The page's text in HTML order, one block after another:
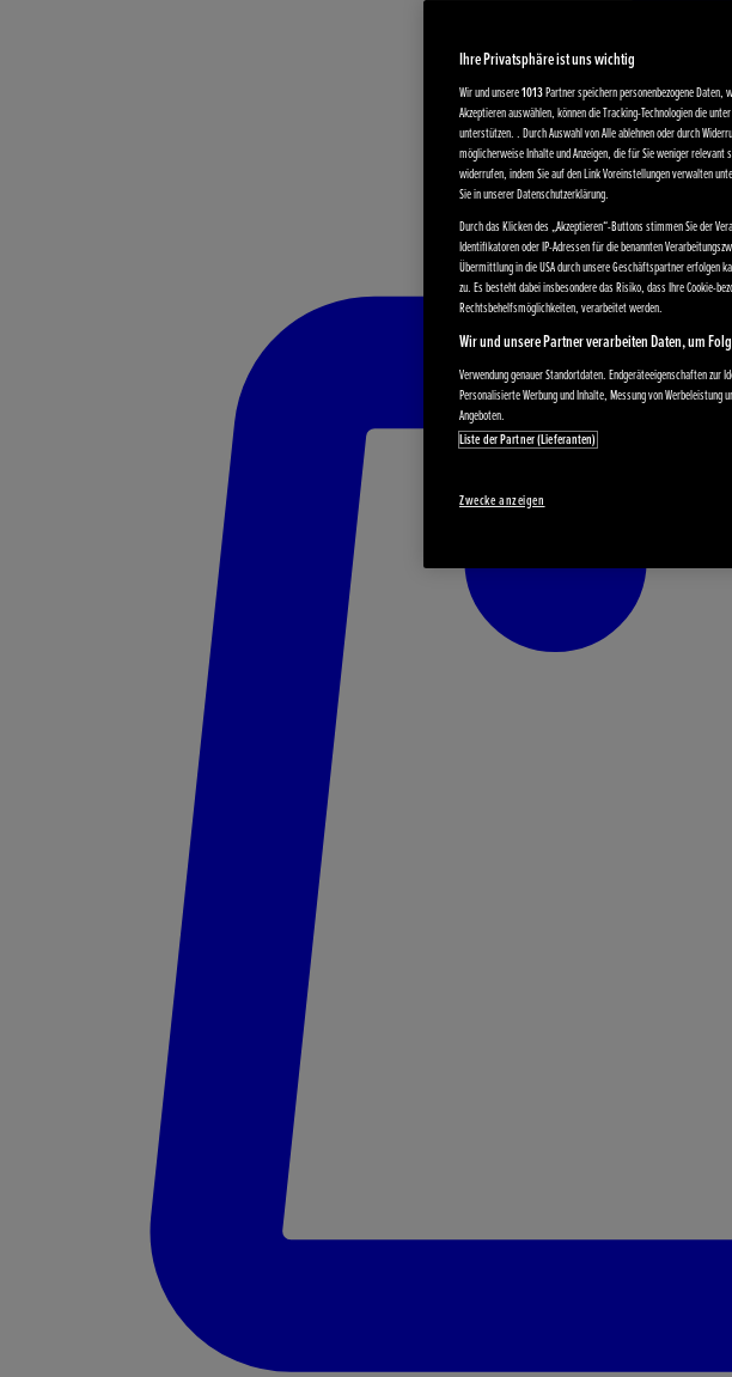
Ihre Privatsphäre ist uns wichtig
Wir und unsere1013Partner speichern personenbezogene Daten,
Akzeptieren auswählen, können die Tracking-Technologien die
unterstützen. . Durch Auswahl von Alle ablehnen oder durch
möglicherweise Inhalte und Anzeigen, die für Sie weniger relevant
widerrufen, indem Sie auf den Link Voreinstellungen verwalten
Sie in unserer Datenschutzerklärung.
Durch das Klicken des „Akzeptieren“-Buttons stimmen Sie der
Identifikatoren oder IP-Adressen für die benannten
Übermittlung in die USA durch unsere Geschäftspartner erfolgen
zu. Es besteht dabei insbesondere das Risiko, dass Ihre Cookie-
Rechtsbehelfsmöglichkeiten, verarbeitet werden.
Wir und unsere Partner verarbeiten Daten, um
Verwendung genauer Standortdaten. Endgeräteeigenschaften
Personalisierte Werbung und Inhalte, Messung von Werbeleistung
Angeboten.
Liste der Partner (Lieferanten)
Zwecke anzeigen